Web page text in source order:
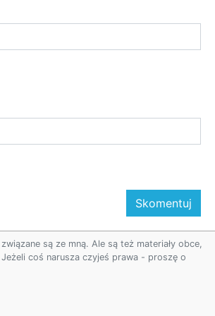
są ze mną. Ale są też materiały obce,
coś narusza czyjeś prawa - proszę o